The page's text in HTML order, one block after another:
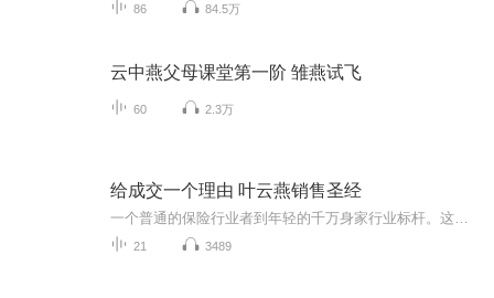
86 84.5万
云中燕父母课堂第一阶 雏燕试飞
60 2.3万
给成交一个理由 叶云燕销售圣经
21 3489